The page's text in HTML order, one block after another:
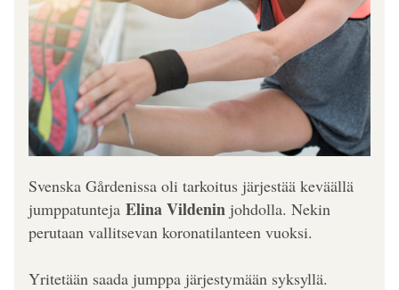
Svenska Gårdenissa oli tarkoitus järjestää keväällä
jumppatunteja Elina Vildenin johdolla. Nekin
perutaan vallitsevan koronatilanteen vuoksi.
Yritetään saada jumppa järjestymään syksyllä.